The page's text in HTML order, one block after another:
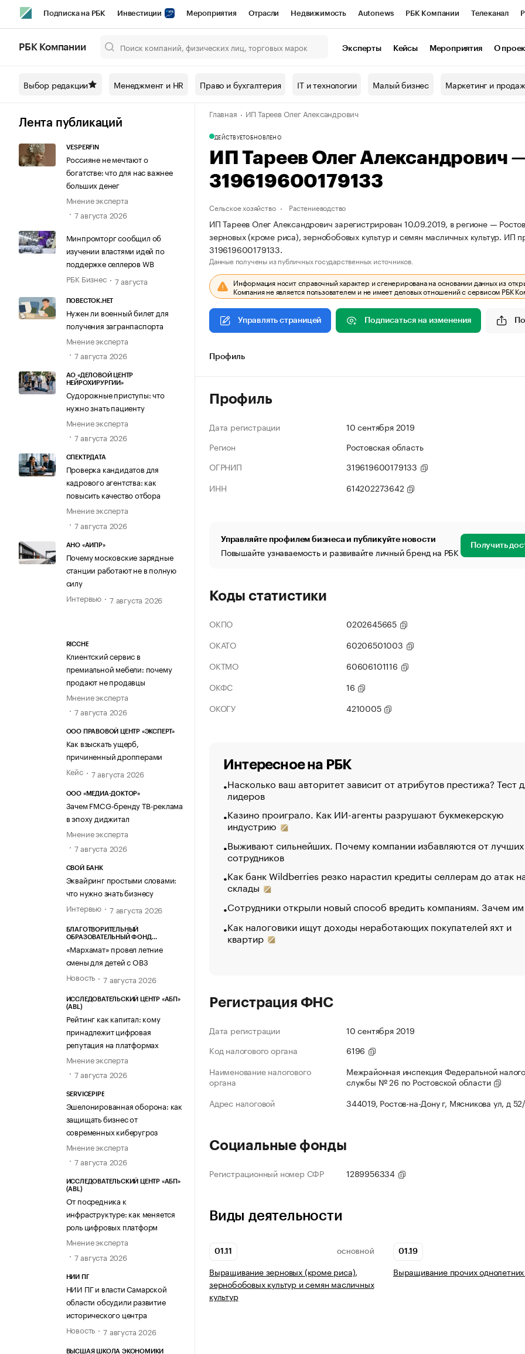
Подписка на РБК Инвестиции Мероприятия Отрасли Недвижимость Autonews РБК Компании Телеканал
Спецпроекты СПб Конференции СПб Спецпроекты Проверка контрагентов
Технологии и медиа Рынок наличной валюты
РБК Компании Эксперты Кейсы Мероприятия О
Выбор редакции Менеджмент и HR Право и бухгалтерия IT и технологии Малый бизнес Маркетинг и
Лента публикаций
VESPERFIN
Россияне не мечтают о
богатстве: что для нас важнее
больших денег
Мнение эксперта
7 августа 2026
Минпромторг сообщил об
изучении властями идей по
поддержке селлеров WB
РБК Бизнес
7 августа
ПОВЕСТОК.НЕТ
Нужен ли военный билет для
получения загранпаспорта
Мнение эксперта
7 августа 2026
АО «ДЕЛОВОЙ ЦЕНТР
НЕЙРОХИРУРГИИ»
Судорожные приступы: что
нужно знать пациенту
Мнение эксперта
7 августа 2026
СПЕКТРДАТА
Проверка кандидатов для
кадрового агентства: как
повысить качество отбора
Мнение эксперта
7 августа 2026
АНО «АИПР»
Почему московские зарядные
станции работают не в полную
силу
Интервью
7 августа 2026
RICCHE
Клиентский сервис в
премиальной мебели: почему
продают не продавцы
Мнение эксперта
7 августа 2026
ООО ПРАВОВОЙ ЦЕНТР «ЭКСПЕРТ»
Как взыскать ущерб,
причиненный дропперами
Кейс
7 августа 2026
ООО «МЕДИА-ДОКТОР»
Зачем FMCG-бренду ТВ-реклама
в эпоху диджитал
Мнение эксперта
7 августа 2026
СВОЙ БАНК
Эквайринг простыми словами:
что нужно знать бизнесу
Интервью
7 августа 2026
БЛАГОТВОРИТЕЛЬНЫЙ
ОБРАЗОВАТЕЛЬНЫЙ ФОНД
«Мархамат» провел летние
смены для детей с ОВЗ
Новость
7 августа 2026
ИССЛЕДОВАТЕЛЬСКИЙ ЦЕНТР «АБП»
(ABL)
Рейтинг как капитал: кому
принадлежит цифровая
репутация на платформах
Мнение эксперта
7 августа 2026
SERVICEPIPE
Эшелонированная оборона: как
защищать бизнес от
современных киберугроз
Мнение эксперта
7 августа 2026
ИССЛЕДОВАТЕЛЬСКИЙ ЦЕНТР «АБП»
(ABL)
От посредника к
инфраструктуре: как меняется
роль цифровых платформ
Мнение эксперта
7 августа 2026
НИИ ПГ
НИИ ПГ и власти Самарской
области обсудили развитие
исторического центра
Новость
7 августа 2026
ВЫСШАЯ ШКОЛА ЭКОНОМИКИ
Главная ИП Тареев Олег Александрович
ДЕЙСТВУЕТОБНОВЛЕНО
ИП Тареев Олег
319619600179133
Сельское хозяйство Растениеводство
ИП Тареев Олег Александрович зарегистрирован 10.09.2019, в регионе —
зерновых (кроме риса), зернобобовых культур и семян масличных культур.
319619600179133.
Данные получены из публичных государственных источников.
Информация носит справочный характер и сгенерирована на основании данных из
Компания не является пользователем и не имеет деловых отношений с сервисом РБК
Управлять страницей Подписаться на изменения
Профиль
Профиль
Дата регистрации
10 сентября 2019
Регион
Ростовская область
ОГРНИП
319619600179133
ИНН
614202273642
Управляйте профилем бизнеса и публикуйте новости
Повышайте узнаваемость и развивайте личный бренд на РБК Получить
Коды статистики
ОКПО
0202645665
ОКАТО
60206501003
ОКТМО
60606101116
ОКФС
16
ОКОГУ
4210005
Интересное на РБК
Насколько ваш авторитет зависит от атрибутов престижа? Тест
лидеров
Казино проиграло. Как ИИ-агенты разрушают букмекерскую
индустрию
Выживают сильнейших. Почему компании избавляются от лучших
сотрудников
Как банк Wildberries резко нарастил кредиты селлерам до атак
склады
Сотрудники открыли новый способ вредить компаниям. Зачем
Как налоговики ищут доходы неработающих покупателей яхт и
квартир
Регистрация ФНС
Дата регистрации
10 сентября 2019
Код налогового органа
6196
Наименование налогового
органа
Межрайонная инспекция Федеральной
службы № 26 по Ростовской области
Адрес налоговой
344019, Ростов-на-Дону г, Мясникова ул, д
Социальные фонды
Регистрационный номер СФР 1289956334
Виды деятельности
01.11 ОСНОВНОЙ
Выращивание зерновых (кроме риса),
зернобобовых культур и семян масличных
культур
01.19
Выращивание прочих однолетних